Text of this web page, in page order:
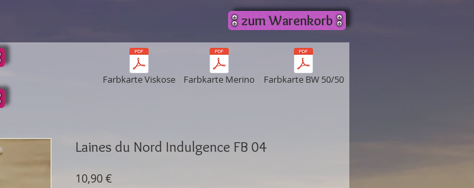
zum Warenkorb
Laines du Nord Indulgence FB 04
10,90 €Preis
Farbkarte BW 50/50
Farbkarte Merino
Farbkarte Viskose